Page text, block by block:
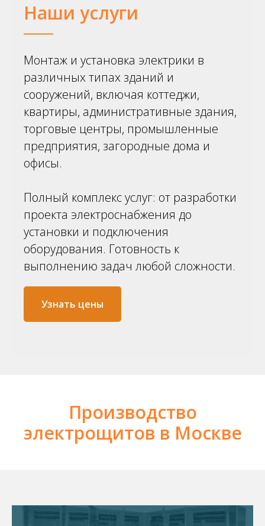
Наши услуги
Монтаж и установка электрики в
различных типах зданий и
сооружений, включая коттеджи,
квартиры, административные здания,
торговые центры, промышленные
предприятия, загородные дома и
офисы.
Полный комплекс услуг: от разработки
проекта электроснабжения до
установки и подключения
оборудования. Готовность к
выполнению задач любой сложности.
Узнать цены
Производство
электрощитов в Москве